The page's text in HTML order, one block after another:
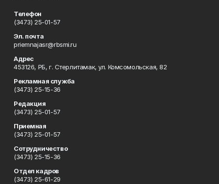
Телефон
(3473) 25-01-57
Эл. почта
priemnajasr@rbsmi.ru
Адрес
453126, РБ, г. Стерлитамак, ул. Комсомольская, 82
Рекламная служба
(3473) 25-15-36
Редакция
(3473) 25-01-57
Приемная
(3473) 25-01-57
Сотрудничество
(3473) 25-15-36
Отдел кадров
(3473) 25-61-29